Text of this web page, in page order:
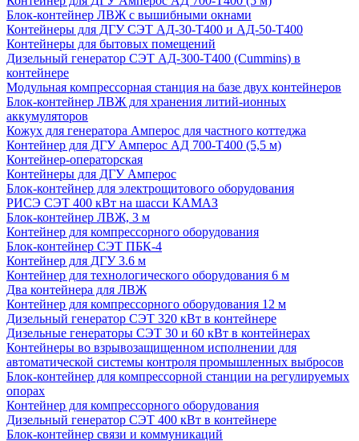
Блок-контейнер ЛВЖ с вышибными окнами
Контейнеры для ДГУ СЭТ АД-30-Т400 и АД-50-Т400
Контейнеры для бытовых помещений
Дизельный генератор СЭТ АД-300-Т400 (Cummins) в
контейнере
Модульная компрессорная станция на базе двух контейнеров
Блок-контейнер ЛВЖ для хранения литий-ионных
аккумуляторов
Кожух для генератора Амперос для частного коттеджа
Контейнер для ДГУ Амперос АД 700-Т400 (5,5 м)
Контейнер-операторская
Контейнеры для ДГУ Амперос
Блок-контейнер для электрощитового оборудования
РИСЭ СЭТ 400 кВт на шасси КАМАЗ
Блок-контейнер ЛВЖ, 3 м
Контейнер для компрессорного оборудования
Блок-контейнер СЭТ ПБК-4
Контейнер для ДГУ 3.6 м
Контейнер для технологического оборудования 6 м
Два контейнера для ЛВЖ
Контейнер для компрессорного оборудования 12 м
Дизельный генератор СЭТ 320 кВт в контейнере
Дизельные генераторы СЭТ 30 и 60 кВт в контейнерах
Контейнеры во взрывозащищенном исполнении для
автоматической системы контроля промышленных выбросов
Блок-контейнер для компрессорной станции на регулируемых
опорах
Контейнер для компрессорного оборудования
Дизельный генератор СЭТ 400 кВт в контейнере
Блок-контейнер связи и коммуникаций